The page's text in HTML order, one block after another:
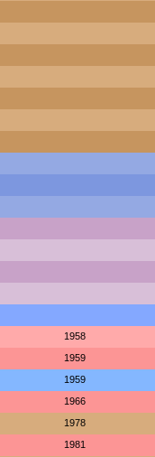
1958
1959
1959
1966
1978
1981